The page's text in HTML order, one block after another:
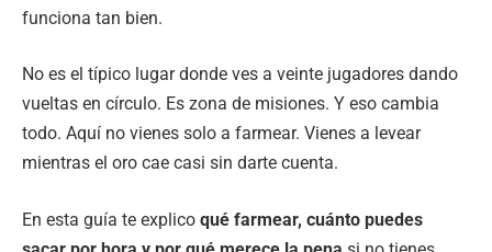
funciona tan bien.
No es el típico lugar donde ves a veinte jugadores dando
vueltas en círculo. Es zona de misiones. Y eso cambia
todo. Aquí no vienes solo a farmear. Vienes a levear
mientras el oro cae casi sin darte cuenta.
En esta guía te explico qué farmear, cuánto puedes